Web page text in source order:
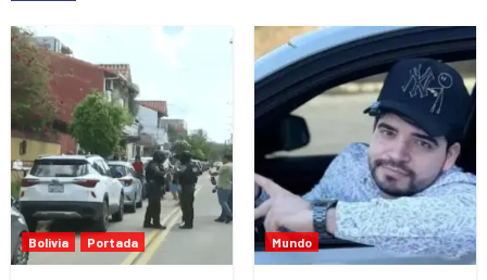
Bolivia Portada Mundo